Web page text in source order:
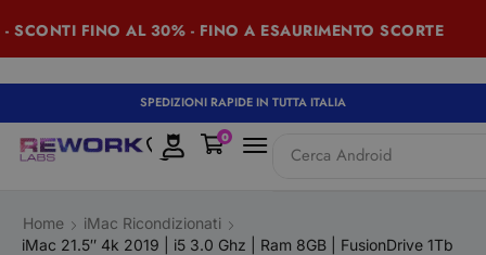
FINO AL 30% - FINO A ESAURIMENTO SCORTE
SPEDIZIONI RAPIDE IN TUTTA ITALIA
Cerca iPad
0
Home
iMac Ricondizionati
iMac 21.5″ 4k 2019 | i5 3.0 Ghz | Ram 8GB | FusionDrive 1Tb